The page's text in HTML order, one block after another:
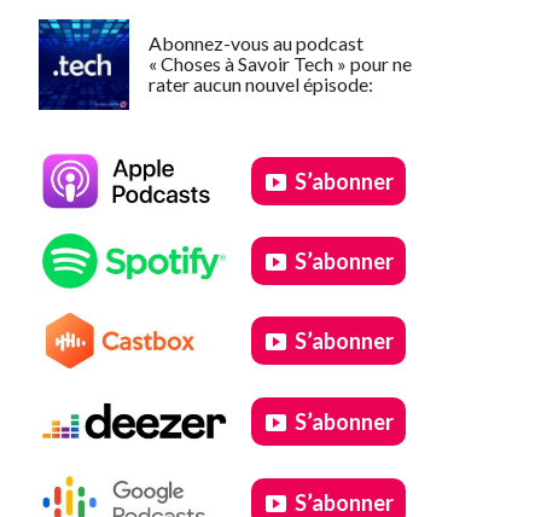
Abonnez-vous au podcast
« Choses à Savoir Tech » pour ne
rater aucun nouvel épisode:
S’abonner
S’abonner
S’abonner
S’abonner
S’abonner